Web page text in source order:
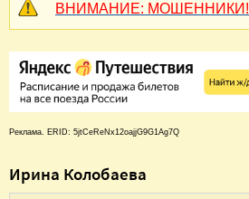
ВНИМАНИЕ: МОШЕННИКИ!
Реклама. ERID: 5jtCeReNx12oajjG9G1Ag7Q
Ирина Колобаева